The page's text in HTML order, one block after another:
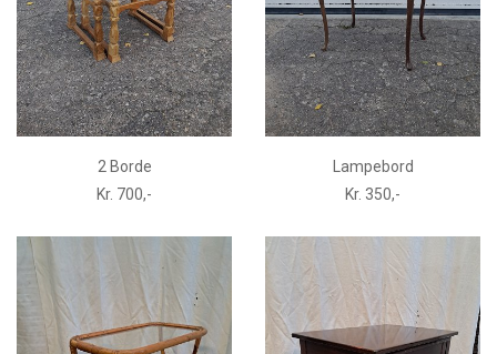
2 Borde
Kr. 700,-
Lampebord
Kr. 350,-